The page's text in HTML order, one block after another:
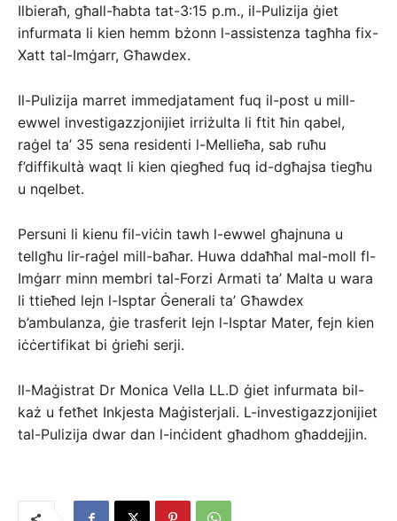
Ilbieraħ, għall-ħabta tat-3:15 p.m., il-Pulizija ġiet
infurmata li kien hemm bżonn l-assistenza tagħha fix-
Xatt tal-Imġarr, Għawdex.
Il-Pulizija marret immedjatament fuq il-post u mill-
ewwel investigazzjonijiet irriżulta li ftit ħin qabel,
raġel ta’ 35 sena residenti l-Mellieħa, sab ruħu
f’diffikultà waqt li kien qiegħed fuq id-dgħajsa tiegħu
u nqelbet.
Persuni li kienu fil-viċin tawh l-ewwel għajnuna u
tellgħu lir-raġel mill-baħar. Huwa ddaħħal mal-moll fl-
Imġarr minn membri tal-Forzi Armati ta’ Malta u wara
li ttieħed lejn l-Isptar Ġenerali ta’ Għawdex
b’ambulanza, ġie trasferit lejn l-Isptar Mater, fejn kien
iċċertifikat bi ġrieħi serji.
ll-Maġistrat Dr Monica Vella LL.D ġiet infurmata bil-
każ u fetħet Inkjesta Maġisterjali. L-investigazzjonijiet
tal-Pulizija dwar dan l-inċident għadhom għaddejjin.